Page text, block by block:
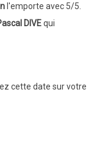
l'emporte avec 5/5.
DIVEqui
cette date sur votre